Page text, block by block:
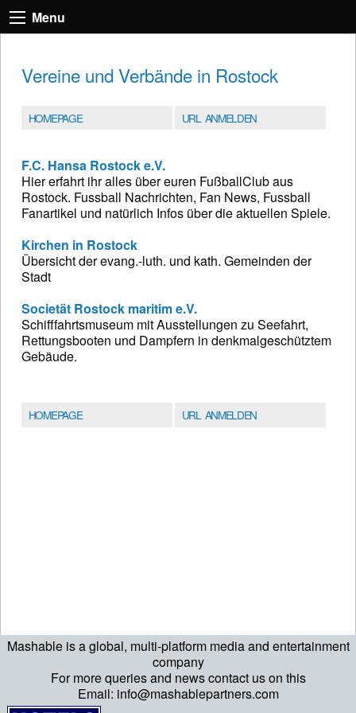
Mashable is a global, multi-platform media and entertainment
company
For more queries and news contact us on this
Email: info@mashablepartners.com
Menu
Vereine und Verbände in Rostock
HOMEPAGE URL ANMELDEN
F.C. Hansa Rostock e.V.
Hier erfahrt ihr alles über euren FußballClub aus
Rostock. Fussball Nachrichten, Fan News, Fussball
Fanartikel und natürlich Infos über die aktuellen Spiele.
Kirchen in Rostock
Übersicht der evang.-luth. und kath. Gemeinden der
Stadt
Societät Rostock maritim e.V.
Schifffahrtsmuseum mit Ausstellungen zu Seefahrt,
Rettungsbooten und Dampfern in denkmalgeschütztem
Gebäude.
HOMEPAGE URL ANMELDEN